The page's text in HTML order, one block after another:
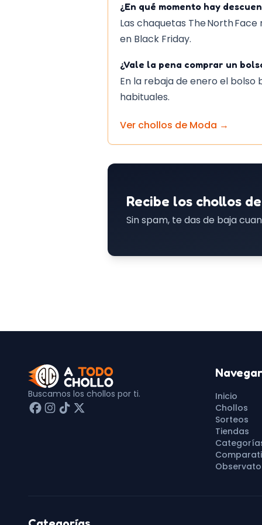
¿En qué momento hay
Las chaquetas The North
en Black Friday.
¿Vale la pena comprar un
En la rebaja de enero el bolso
habituales.
Ver chollos de Moda →
Recibe los chollos
Sin spam, te das de baja
Buscamos los chollos por ti.
Navegar
Inicio
Chollos
Sorteos
Tiendas